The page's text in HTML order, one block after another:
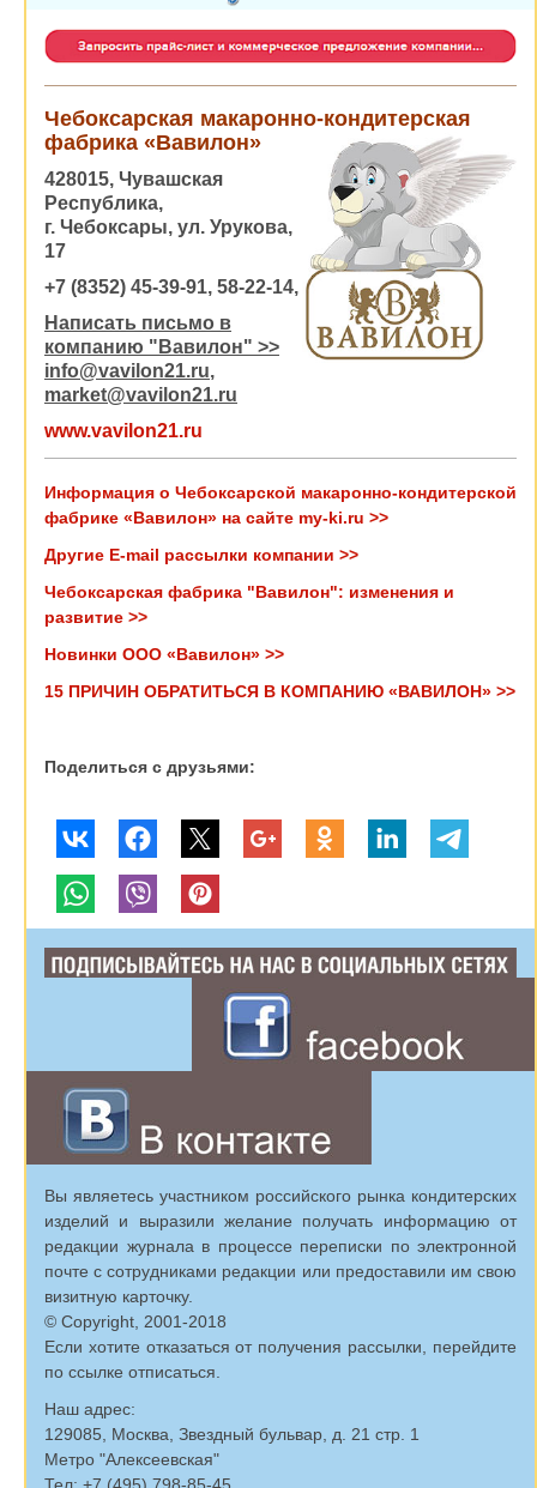
Чебоксарская макаронно-кондитерская
фабрика «Вавилон»
428015, Чувашская
Республика,
г. Чебоксары, ул. Урукова,
17
+7 (8352) 45-39-91, 58-22-14,
Написать письмо в
компанию "Вавилон" >>
info@vavilon21.ru,
market@vavilon21.ru
www.vavilon21.ru
Информация о Чебоксарской макаронно-кондитерской
фабрике «Вавилон» на сайте my-ki.ru >>
Другие E-mail рассылки компании >>
Чебоксарская фабрика "Вавилон": изменения и
развитие >>
Новинки ООО «Вавилон» >>
15 ПРИЧИН ОБРАТИТЬСЯ В КОМПАНИЮ «ВАВИЛОН» >>
Поделиться с друзьями:
Вы являетесь участником российского рынка кондитерских
изделий и выразили желание получать информацию от
редакции журнала в процессе переписки по электронной
почте с сотрудниками редакции или предоставили им свою
визитную карточку.
© Copyright, 2001-2018
Если хотите отказаться от получения рассылки, перейдите
по ссылке отписаться.
Наш адрес:
129085, Москва, Звездный бульвар, д. 21 стр. 1
Метро "Алексеевская"